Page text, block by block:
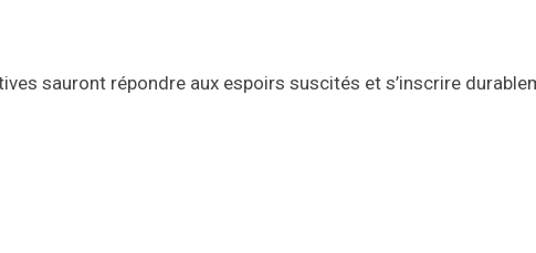
sauront répondre aux espoirs suscités et s’inscrire